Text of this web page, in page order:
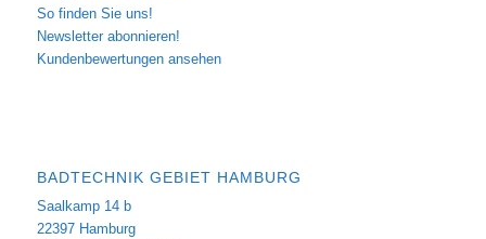
So finden Sie uns!
Newsletter abonnieren!
Kundenbewertungen ansehen
BADTECHNIK GEBIET HAMBURG
Saalkamp 14 b
22397 Hamburg